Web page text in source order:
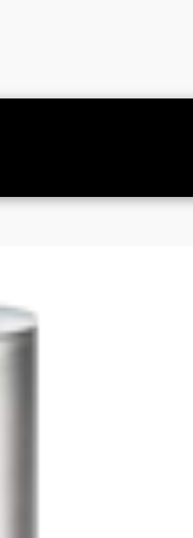
1 1/4 Zoll UNC